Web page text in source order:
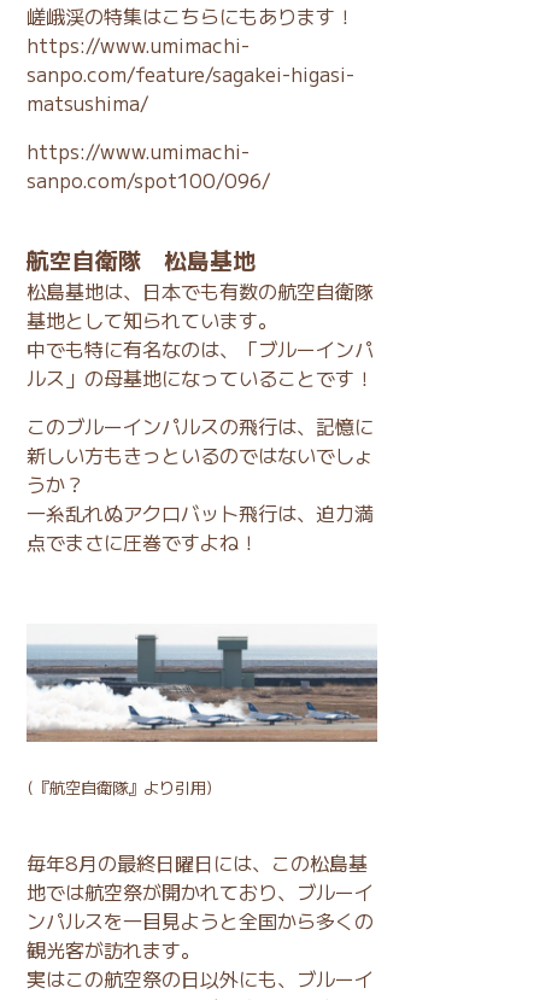
嵯峨渓の特集はこちらにもあります！
https://www.umimachi-
sanpo.com/feature/sagakei-higasi-
matsushima/
https://www.umimachi-
sanpo.com/spot100/096/
航空自衛隊 松島基地
松島基地は、日本でも有数の航空自衛隊
基地として知られています。
中でも特に有名なのは、「ブルーインパ
ルス」の母基地になっていることです！
このブルーインパルスの飛行は、記憶に
新しい方もきっといるのではないでしょ
うか？
一糸乱れぬアクロバット飛行は、迫力満
点でまさに圧巻ですよね！
( 『航空自衛隊』 より引用)
毎年8月の最終日曜日には、この松島基
地では航空祭が開かれており、ブルーイ
ンパルスを一目見ようと全国から多くの
観光客が訪れます。
実はこの航空祭の日以外にも、ブルーイ